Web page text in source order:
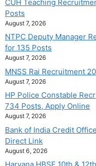
CUH Teaching
Posts
August 7, 2026
NTPC Deputy Manager
for 135 Posts
August 7, 2026
MNSS Rai Recruitment
August 7, 2026
HP Police Constable
734 Posts, Apply Online
August 7, 2026
Bank of India Credit
Direct Link
August 6, 2026